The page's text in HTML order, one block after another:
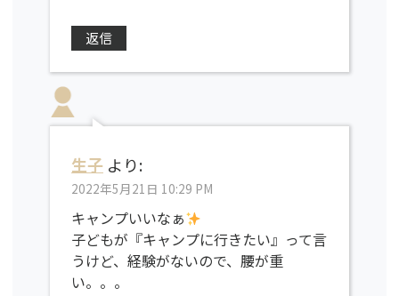
返信
生子 より:
2022年5月21日 10:29 PM
キャンプいいなぁ
子どもが『キャンプに行きたい』って言
うけど、経験がないので、腰が重
い。。。